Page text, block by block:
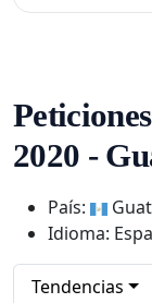
2020 -
País:
Idioma:
Tendencias